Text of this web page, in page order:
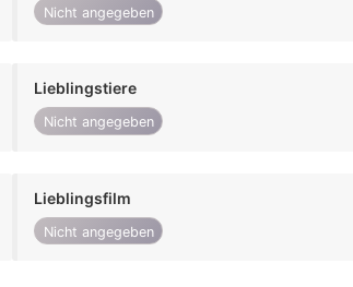
Nicht angegeben
Lieblingstiere
Nicht angegeben
Lieblingsfilm
Nicht angegeben